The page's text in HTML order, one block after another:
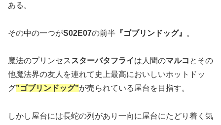
ある。
その中の一つがS02E07の前半 『ゴブリンドッグ』 。
魔法のプリンセススターバタフライは人間のマルコ とその
他魔法界の友人を連れて史上最高においしいホットドッ
グ”ゴブリンドッグ”が売られている屋台を目指す。
しかし屋台には長蛇の列があり一向に屋台にたどり着く気